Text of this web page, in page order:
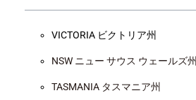
VICTORIA ビクトリア州
NSW ニュー サウス ウェールズ州
TASMANIA タスマニア州